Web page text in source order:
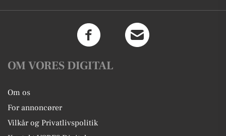
OM VORES DIGITAL
Om os
For annoncører
Vilkår og Privatlivspolitik